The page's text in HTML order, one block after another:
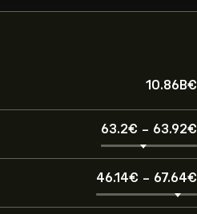
10.86B‎€‎
63.2‎€‎ - 63.92‎€‎
46.14‎€‎ - 67.64‎€‎